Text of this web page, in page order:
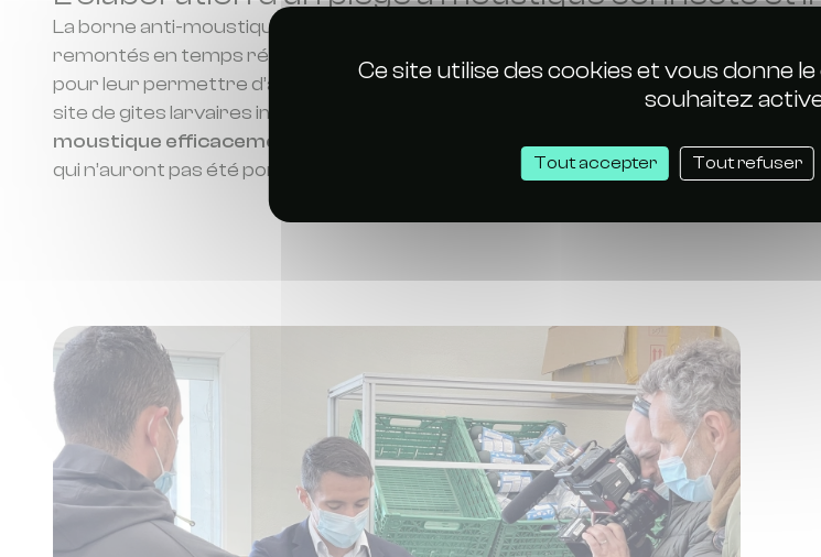
Ce site utilise des cookies et vous donne
souhaitez
Tout accepter Tout refuser
La borne anti-moustique française innove grâce à son système de
remontés en temps réel pour connaitre les performances des pièges mais plus
pour leur permettre d’affiner leurstratégie de démoustication . Lorsque
site de gites larvaires important se situe à proximité. Les autorités compétentes
moustique efficacement
. Pour la ville de Hyères, les bornes anti moustique ont
qui n’auront pas été pondues en 2020 !